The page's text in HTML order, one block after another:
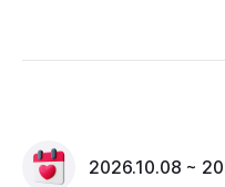
것을 기념하고, 지역경제 활
거듭 발전해 나가는 임실N치
2026.10.08 ~